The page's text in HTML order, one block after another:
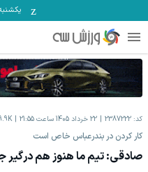
یکشنبه ۱۸
کد: 2387222 22 خرداد 1405 ساعت 21:55
کار کردن در بندرعباس خاص است
صادقی: تیم ما هنوز هم درگیر